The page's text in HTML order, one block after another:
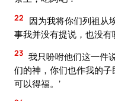
22
因为我将你们列祖从
事我并没有提说，也没有
23 我只吩咐他们这一件
们的神，你们也作我的
可以得福。’